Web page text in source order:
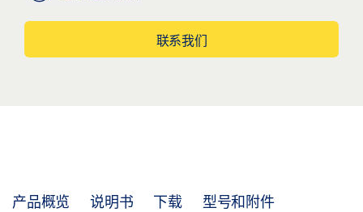
联系我们
产品概览 说明书 下载 型号和附件